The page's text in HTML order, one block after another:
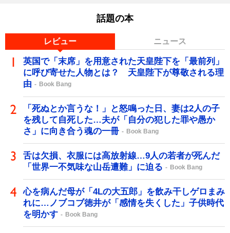
話題の本
レビュー ニュース
英国で「末席」を用意された天皇陛下を「最前列」
に呼び寄せた人物とは？ 天皇陛下が尊敬される理
由
Book Bang
「死ぬとか言うな！」と怒鳴った日、妻は2人の子
を残して自死した…夫が「自分の犯した罪や愚か
さ」に向き合う魂の一冊
Book Bang
舌は欠損、衣服には高放射線…9人の若者が死んだ
「世界一不気味な山岳遭難」に迫る
Book Bang
心を病んだ母が「4Lの大五郎」を飲み干しゲロまみ
れに…ノブコブ徳井が「感情を失くした」子供時代
を明かす
Book Bang